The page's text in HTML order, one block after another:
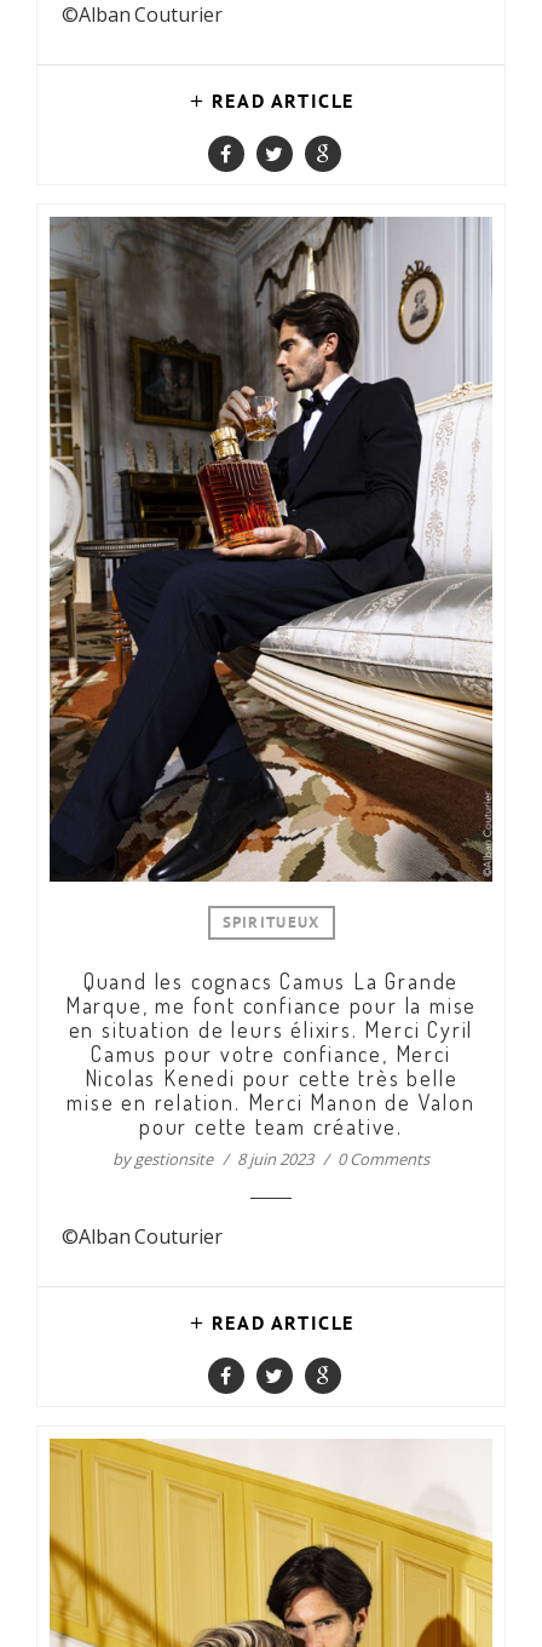
©Alban Couturier
READ ARTICLE
SPIRITUEUX
Quand les cognacs Camus La Grande
Marque, me font confiance pour la mise
en situation de leurs élixirs. Merci Cyril
Camus pour votre confiance, Merci
Nicolas Kenedi pour cette très belle
mise en relation. Merci Manon de Valon
pour cette team créative.
bygestionsite 8 juin 2023 0 Comments
©Alban Couturier
READ ARTICLE